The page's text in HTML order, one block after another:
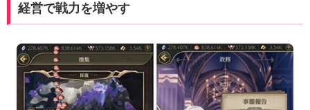
経営で戦力を増やす